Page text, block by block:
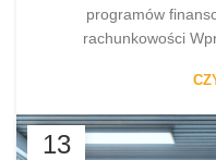
programów
rachunkowości
13